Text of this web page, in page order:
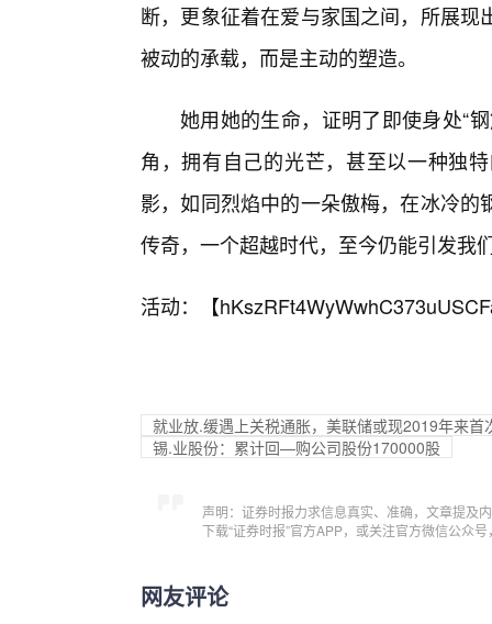
断，更象征着在爱与家国之间，所展
被动的承载，而是主动的塑造。
她用她的生命，证明了即使身处“
角，拥有自己的光芒，甚至以一种独
影，如同烈焰中的一朵傲梅，在冰冷
传奇，一个超越时代，至今仍能引发我
活动：【
就业放.缓遇上关税通胀，美联储或现2019年来首
锡.业股份：累计回—购公司股份170000股
声明：证券时报力求信息真实、准确，文章提及
下载“证券时报”官方APP，或关注官方微信公众
网友评论